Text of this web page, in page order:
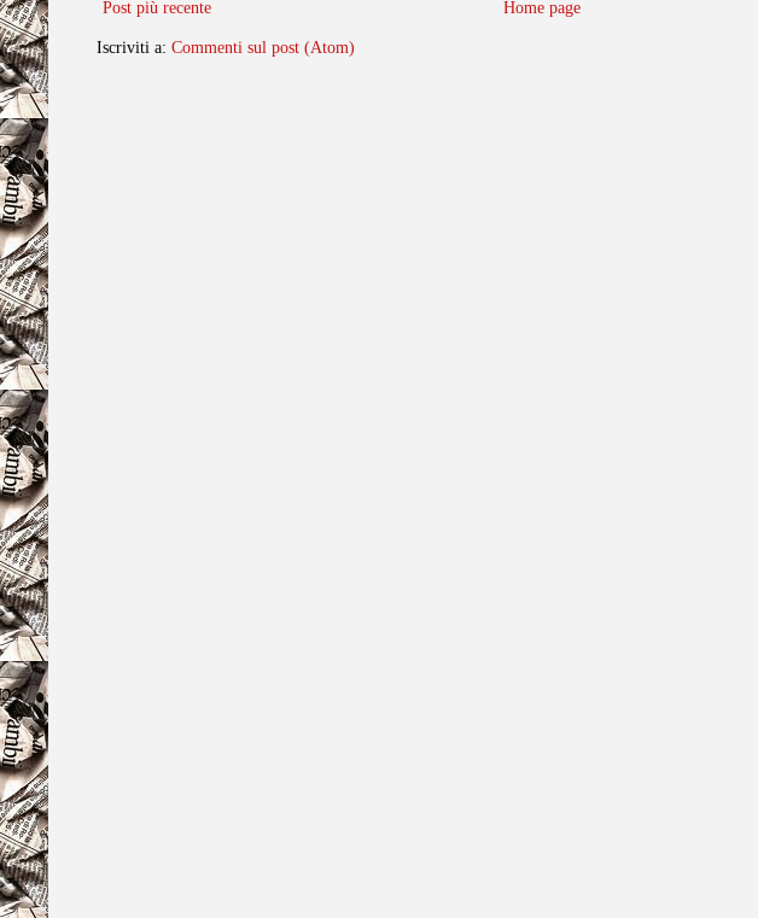
Post più recente Home page
Iscriviti a: Commenti sul post (Atom)